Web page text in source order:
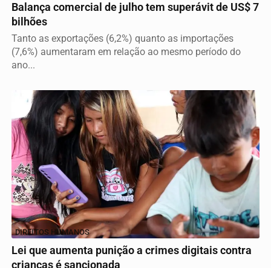
Balança comercial de julho tem superávit de US$ 7
bilhões
Tanto as exportações (6,2%) quanto as importações
(7,6%) aumentaram em relação ao mesmo período do
ano...
DIREITOS HUMANOS
Lei que aumenta punição a crimes digitais contra
crianças é sancionada